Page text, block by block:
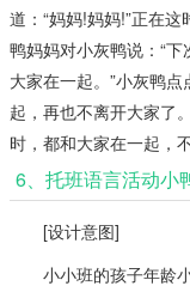
道：“妈妈!妈妈!”正在这
鸭妈妈对小灰鸭说：“
大家在一起。”小灰鸭
起，再也不离开大家了
时，都和大家在一起，
6、托班语言活动小
[设计意图]
小小班的孩子年龄小